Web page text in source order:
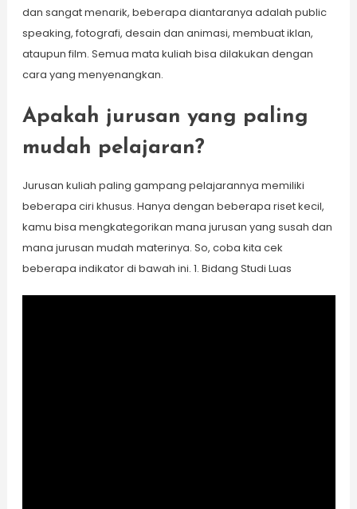
dan sangat menarik, beberapa diantaranya adalah public
speaking, fotografi, desain dan animasi, membuat iklan,
ataupun film. Semua mata kuliah bisa dilakukan dengan
cara yang menyenangkan.
Apakah jurusan yang paling
mudah pelajaran?
Jurusan kuliah paling gampang pelajarannya memiliki
beberapa ciri khusus. Hanya dengan beberapa riset kecil,
kamu bisa mengkategorikan mana jurusan yang susah dan
mana jurusan mudah materinya. So, coba kita cek
beberapa indikator di bawah ini. 1. Bidang Studi Luas